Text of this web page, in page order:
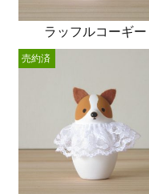
ラッフルコーギー
売約済